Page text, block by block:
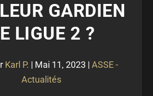
GARDIEN
LIGUE 2 ?
Karl P. | Mai 11, 2023 | ASSE -
Actualités